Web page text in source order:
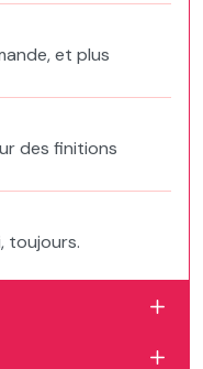
et plus
des finitions
toujours.